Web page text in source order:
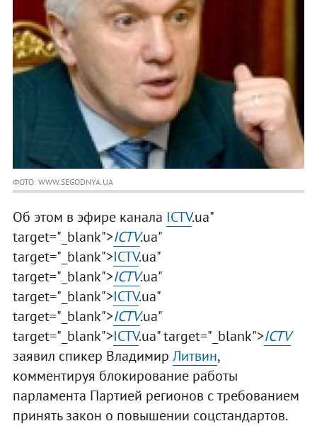
ФОТО: WWW.SEGODNYA.UA
Об этом в эфире канала ICTV.ua"
target="_blank">ICTV.ua"
target="_blank">ICTV.ua"
target="_blank">ICTV.ua"
target="_blank">ICTV.ua"
target="_blank">ICTV.ua"
target="_blank">ICTV.ua" target="_blank">ICTV
заявил спикер Владимир Литвин,
комментируя блокирование работы
парламента Партией регионов с требованием
принять закон о повышении соцстандартов.